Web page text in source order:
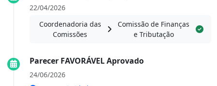
22/04/2026
Coordenadoria das
Comissões
Comissão de Finanças
e Tributação
Parecer FAVORÁVEL Aprovado
24/06/2026